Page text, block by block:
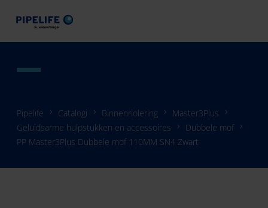
Pipelife Catalogi Binnenriolering
Master3Plus
Geluidsarme hulpstukken en accessoires
Dubbele mof
PP Master3Plus Dubbele mof 110MM SN4 Zwart